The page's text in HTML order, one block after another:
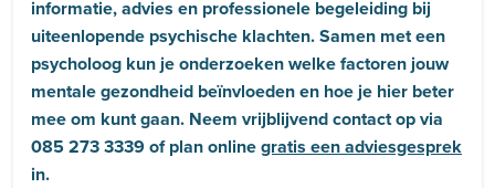
informatie, advies en professionele begeleiding bij
uiteenlopende psychische klachten. Samen met een
psycholoog kun je onderzoeken welke factoren jouw
mentale gezondheid beïnvloeden en hoe je hier beter
mee om kunt gaan. Neem vrijblijvend contact op via
085 273 3339 of plan onlinegratis een adviesgesprek
in.